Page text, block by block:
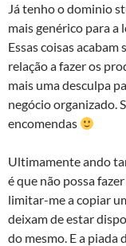
Já tenho o dominio
mais genérico para a
Essas coisas
relação a fazer os
mais uma desculpa
negócio organizado.
encomendas
Ultimamente ando
é que não possa
limitar-me a copiar
deixam de estar
do mesmo. E a piada